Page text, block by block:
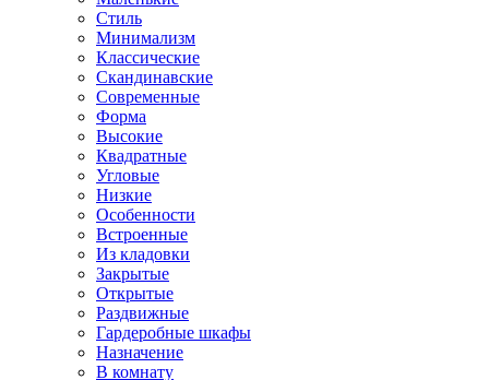
Стиль
Минимализм
Классические
Скандинавские
Современные
Форма
Высокие
Квадратные
Угловые
Низкие
Особенности
Встроенные
Из кладовки
Закрытые
Открытые
Раздвижные
Гардеробные шкафы
Назначение
В комнату